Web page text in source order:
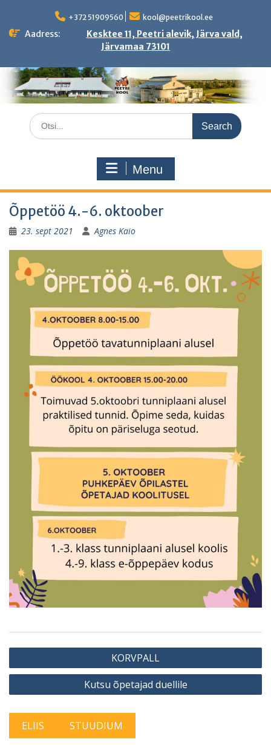
content
+372 51909560 kool@peetrikool.ee
Aadress:
Kesktee 11, Peetri alevik, Järva vald,
Järvamaa 73101
Search
for:
Menu
Õppetöö 4.-6. oktoober
23. sept 2021 Agnes Kaio
Navigeerimine
KORVPALL
Kutsu õpetajad duellile
ELIIS STUUDIUM